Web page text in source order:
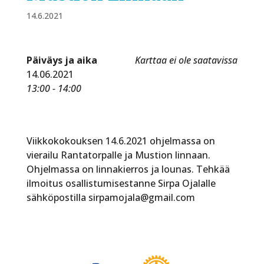
14.6.2021
Karttaa ei ole saatavissa
Päiväys ja aika
14.06.2021
13:00 - 14:00
Viikkokokouksen 14.6.2021 ohjelmassa on
vierailu Rantatorpalle ja Mustion linnaan.
Ohjelmassa on linnakierros ja lounas. Tehkää
ilmoitus osallistumisestanne Sirpa Ojalalle
sähköpostilla sirpamojala@gmail.com